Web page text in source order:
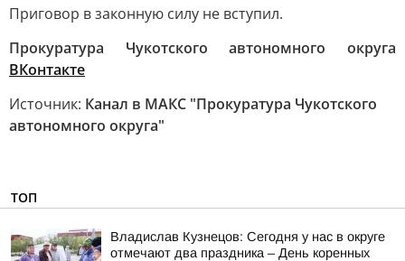
Приговор в законную силу не вступил.
Прокуратура Чукотского автономного округа
ВКонтакте
Источник: Канал в МАКС "Прокуратура Чукотского
автономного округа"
ТОП
Владислав Кузнецов: Сегодня у нас в округе
отмечают два праздника – День коренных